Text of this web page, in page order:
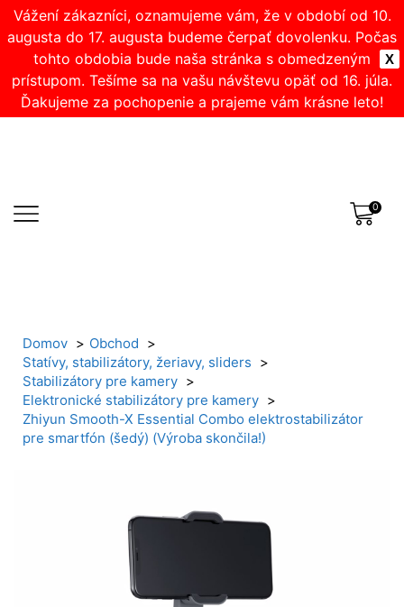
X
Vážení zákazníci, oznamujeme vám, že v období od 10.
augusta do 17. augusta budeme čerpať dovolenku. Počas
tohto obdobia bude naša stránka s obmedzeným
prístupom. Tešíme sa na vašu návštevu opäť od 16. júla.
Ďakujeme za pochopenie a prajeme vám krásne leto!
0
Domov
Obchod
Statívy, stabilizátory, žeriavy, sliders
Stabilizátory pre kamery
Elektronické stabilizátory pre kamery
Zhiyun Smooth-X Essential Combo elektrostabilizátor
pre smartfón (šedý) (Výroba skončila!)